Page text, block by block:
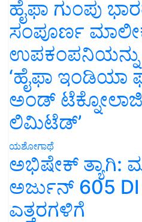
ಹೈಫಾ ಗುಂಪು
ಸಂಪೂರ್ಣ
ಉಪಕಂಪನಿಯನ್ನು
‘ಹೈಫಾ ಇಂಡಿಯಾ
ಅಂಡ್
ಲಿಮಿಟೆಡ್’
ಯಶೋಗಾಥೆ
ಅಭಿಷೇಕ್ ತ್ಯಾಗಿ:
ಅರ್ಜುನ್ 605
ಎತ್ತರಗಳಿಗೆ